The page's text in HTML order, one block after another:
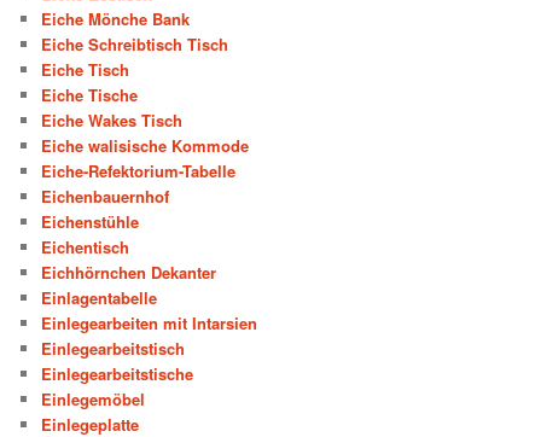
Eiche Mönche Bank
Eiche Schreibtisch Tisch
Eiche Tisch
Eiche Tische
Eiche Wakes Tisch
Eiche walisische Kommode
Eiche-Refektorium-Tabelle
Eichenbauernhof
Eichenstühle
Eichentisch
Eichhörnchen Dekanter
Einlagentabelle
Einlegearbeiten mit Intarsien
Einlegearbeitstisch
Einlegearbeitstische
Einlegemöbel
Einlegeplatte